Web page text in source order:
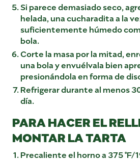
Si parece demasiado seco,
helada, una cucharadita a la
suficientemente húmedo
bola.
Corte la masa por la mitad,
una bola y envuélvala bien
presionándola en forma de
Refrigerar durante al menos
día.
PARA HACER EL
MONTAR LA TARTA
Precaliente el horno a 375 °F/